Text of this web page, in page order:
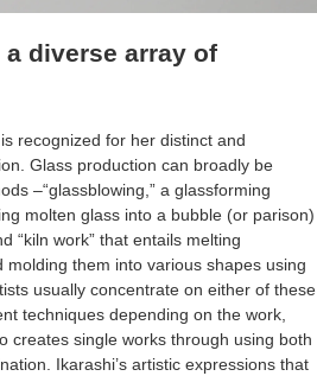
diverse array of
recognized for her distinct and
Glass production can broadly be
–“glassblowing,” a glassforming
molten glass into a bubble (or parison)
“kiln work” that entails melting
them into various shapes using
usually concentrate on either of these
techniques depending on the work,
creates single works through using both
Ikarashi’s artistic expressions that